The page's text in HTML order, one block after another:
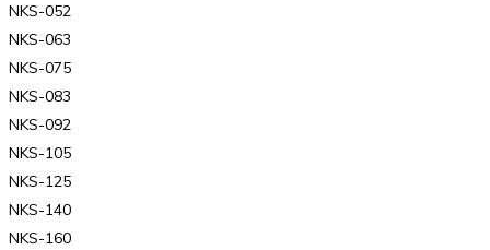
NKS-052
NKS-063
NKS-075
NKS-083
NKS-092
NKS-105
NKS-125
NKS-140
NKS-160